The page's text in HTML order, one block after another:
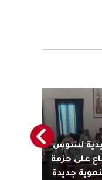
لسوس
على حزمة
جديدة